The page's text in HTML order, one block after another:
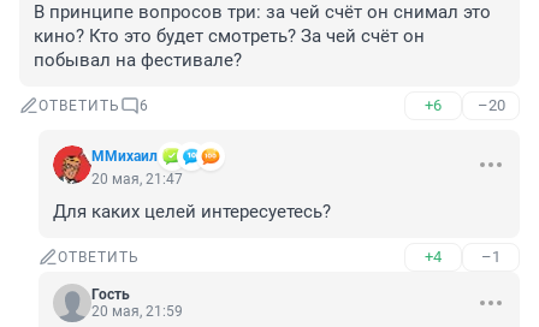
В принципе вопросов три: за чей счёт он снимал это
кино? Кто это будет смотреть? За чей счёт он
побывал на фестивале?
ОТВЕТИТЬ 6 +6 –20
ММихаил
20 мая, 21:47
Для каких целей интересуетесь?
ОТВЕТИТЬ +4 –1
Гость
20 мая, 21:59